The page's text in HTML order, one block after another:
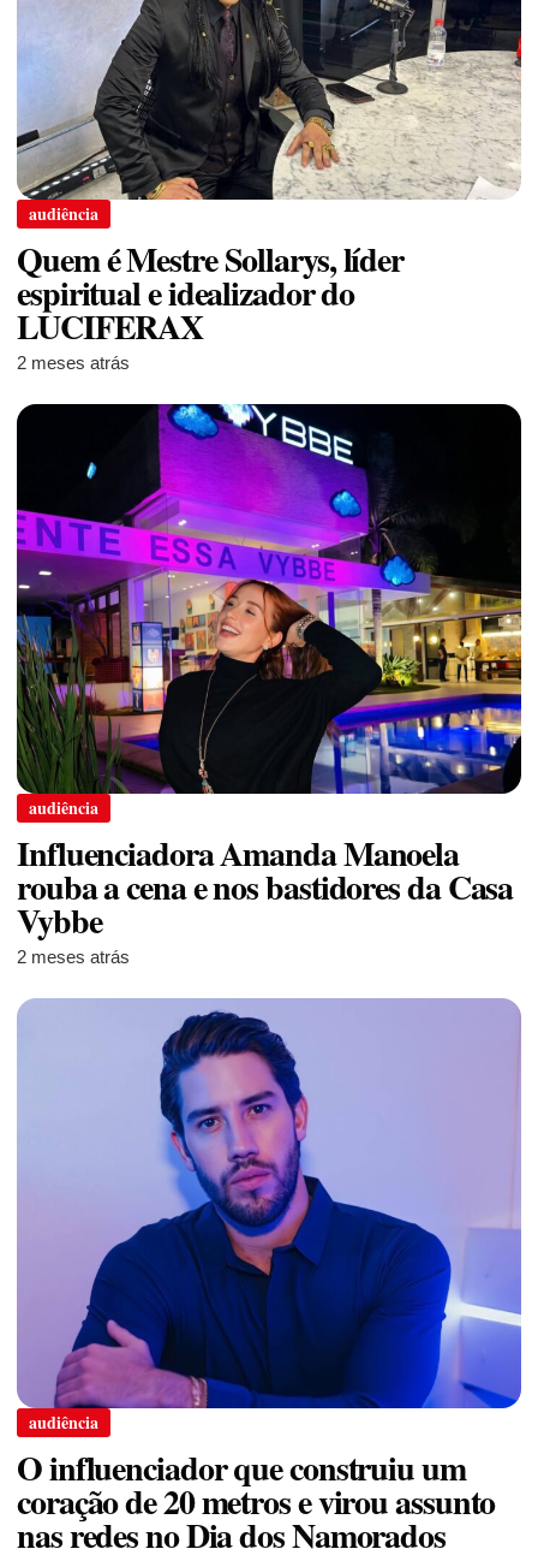
audiência
Quem é Mestre Sollarys, líder
espiritual e idealizador do
LUCIFERAX
2 meses atrás
audiência
Influenciadora Amanda Manoela
rouba a cena e nos bastidores da Casa
Vybbe
2 meses atrás
audiência
O influenciador que construiu um
coração de 20 metros e virou assunto
nas redes no Dia dos Namorados